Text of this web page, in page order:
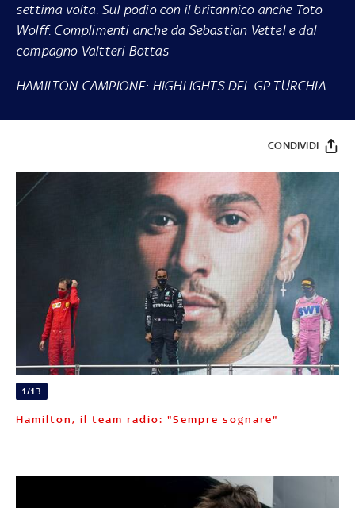
settima volta. Sul podio con il britannico anche Toto
Wolff. Complimenti anche da Sebastian Vettel e dal
compagno Valtteri Bottas
HAMILTON CAMPIONE: HIGHLIGHTS DEL GP TURCHIA
CONDIVIDI
1/13
Hamilton, il team radio: "Sempre sognare"